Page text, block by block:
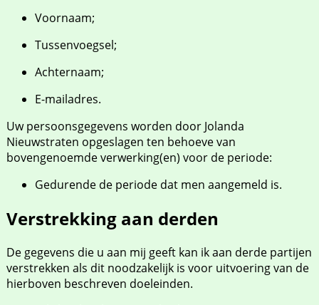
Voornaam;
Tussenvoegsel;
Achternaam;
E-mailadres.
Uw persoonsgegevens worden door Jolanda
Nieuwstraten opgeslagen ten behoeve van
bovengenoemde verwerking(en) voor de periode:
Gedurende de periode dat men aangemeld is.
Verstrekking aan derden
De gegevens die u aan mij geeft kan ik aan derde partijen
verstrekken als dit noodzakelijk is voor uitvoering van de
hierboven beschreven doeleinden.